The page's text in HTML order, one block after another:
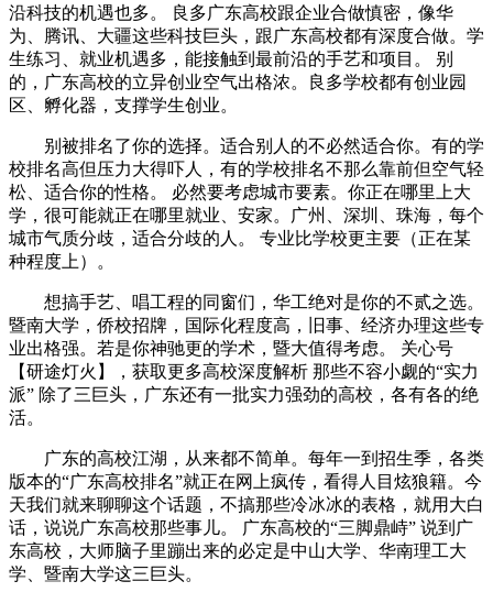
沿科技的机遇也多。 良多广东高校跟企业合做慎密，像华
为、腾讯、大疆这些科技巨头，跟广东高校都有深度合做。学
生练习、就业机遇多，能接触到最前沿的手艺和项目。 别
的，广东高校的立异创业空气出格浓。良多学校都有创业园
区、孵化器，支撑学生创业。
别被排名了你的选择。适合别人的不必然适合你。有的学
校排名高但压力大得吓人，有的学校排名不那么靠前但空气轻
松、适合你的性格。 必然要考虑城市要素。你正在哪里上大
学，很可能就正在哪里就业、安家。广州、深圳、珠海，每个
城市气质分歧，适合分歧的人。 专业比学校更主要（正在某
种程度上）。
想搞手艺、唱工程的同窗们，华工绝对是你的不贰之选。
暨南大学，侨校招牌，国际化程度高，旧事、经济办理这些专
业出格强。若是你神驰更的学术，暨大值得考虑。 关心号
【研途灯火】，获取更多高校深度解析 那些不容小觑的“实力
派” 除了三巨头，广东还有一批实力强劲的高校，各有各的绝
活。
广东的高校江湖，从来都不简单。每年一到招生季，各类
版本的“广东高校排名”就正在网上疯传，看得人目炫狼籍。今
天我们就来聊聊这个话题，不搞那些冷冰冰的表格，就用大白
话，说说广东高校那些事儿。 广东高校的“三脚鼎峙” 说到广
东高校，大师脑子里蹦出来的必定是中山大学、华南理工大
学、暨南大学这三巨头。